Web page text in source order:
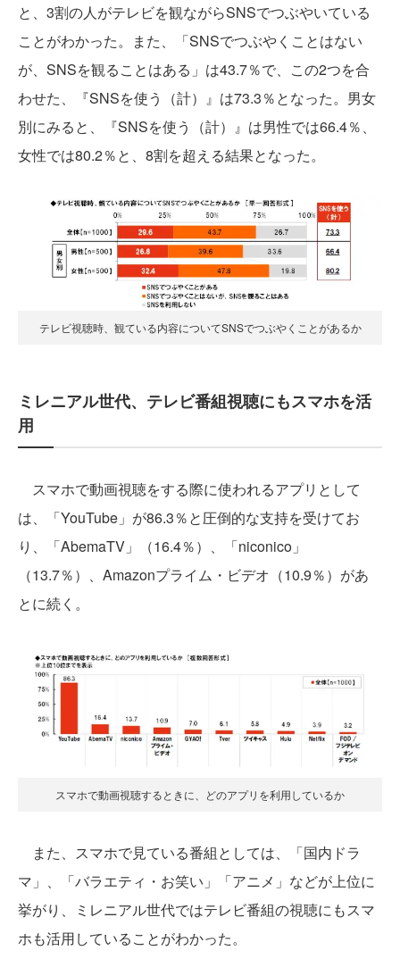
と、3割の人がテレビを観ながらSNSでつぶやいている
ことがわかった。また、「SNSでつぶやくことはない
が、SNSを観ることはある」は43.7％で、この2つを合
わせた、『SNSを使う（計）』は73.3％となった。男女
別にみると、『SNSを使う（計）』は男性では66.4％、
女性では80.2％と、8割を超える結果となった。
テレビ視聴時、観ている内容についてSNSでつぶやくことがあるか
ミレニアル世代、テレビ番組視聴にもスマホを活
用
スマホで動画視聴をする際に使われるアプリとして
は、「YouTube」が86.3％と圧倒的な支持を受けてお
り、「AbemaTV」（16.4％）、「niconico」
（13.7％）、Amazonプライム・ビデオ（10.9％）があ
とに続く。
スマホで動画視聴するときに、どのアプリを利用しているか
また、スマホで見ている番組としては、「国内ドラ
マ」、「バラエティ・お笑い」「アニメ」などが上位に
挙がり、ミレニアル世代ではテレビ番組の視聴にもスマ
ホも活用していることがわかった。